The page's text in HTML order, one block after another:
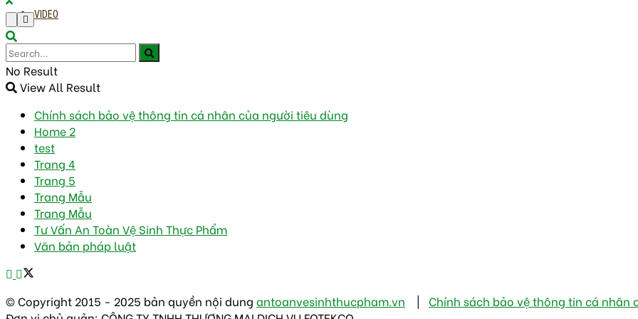
VIDEO
No Result
View All Result
Chính sách bảo vệ thông tin cá nhân của người tiêu dùng
Home 2
test
Trang 4
Trang 5
Trang Mẫu
Trang Mẫu
Tư Vấn An Toàn Vệ Sinh Thực Phẩm
Văn bản pháp luật
© Copyright 2015 - 2025 bản quyền nội dung antoanvesinhthucpham.vn | Chính sách bảo vệ thông tin cá nhân